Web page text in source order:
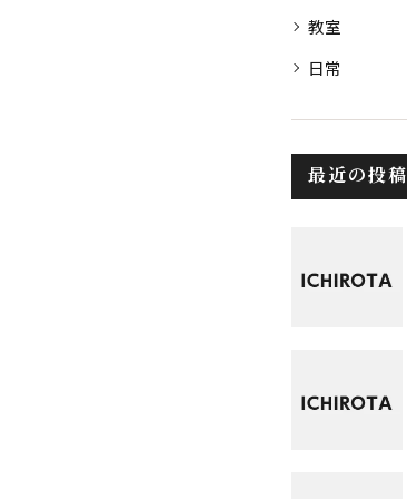
教室
日常
最近の投稿